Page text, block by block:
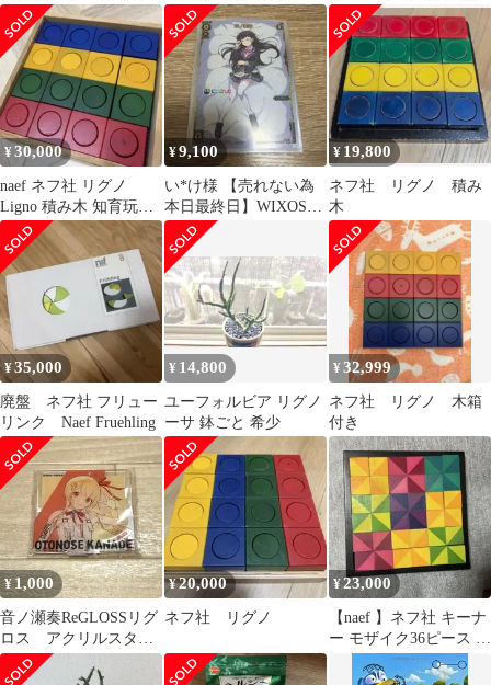
り方 改訂版
サポート」
¥30,000
naef ネフ社 リグノ
Ligno 積み木 知育玩具
カラフル 木製 木箱付
き
¥9,100
い*け様 【売れない為
本日最終日】WIXOSS
月ノ美兎 ルリグ にじさ
んじ コ
¥ 19,800
ネフ社 リグノ 積み
木
¥35,000
廃盤 ネフ社 フリュー
リンク Naef Fruehling
¥ 14,800
ユーフォルビア リグノ
ーサ 鉢ごと 希少
¥32,999
ネフ社 リグノ 木箱
付き
¥1,000
音ノ瀬奏ReGLOSSリグ
ロス アクリルスタン
ド Daybreak ver.新品
¥20,000
ネフ社 リグノ
¥23,000
【naef 】ネフ社 キーナ
ー モザイク36ピース パ
ズル 木製 インテリ